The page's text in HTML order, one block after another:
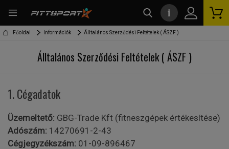
Főoldal Információk Álltalános Szerződési Feltételek ( ÁSZF )
Álltalános Szerződési Feltételek ( ÁSZF )
1. Cégadatok
Üzemeltető: GBG-Trade Kft (fitneszgépek értékesítése)
Adószám: 14270691-2-43
Cégjegyzékszám: 01-09-896467
i
kereső